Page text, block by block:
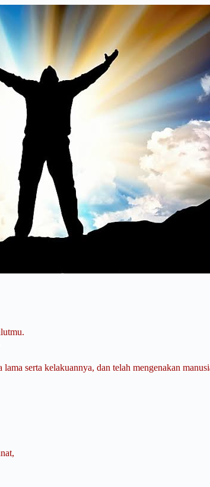
serta kelakuannya, dan telah mengenakan